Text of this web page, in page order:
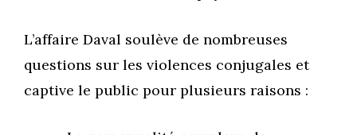
L’affaire Daval soulève de nombreuses
questions sur les violences conjugales et
captive le public pour plusieurs raisons :